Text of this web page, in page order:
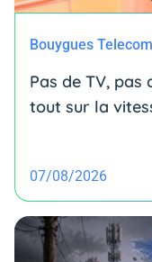
Bouygues Telecom
Pas de TV, pas
tout sur la
07/08/2026